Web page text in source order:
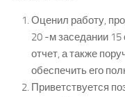
Оценил работу,
20 -м заседании 15
отчет, а также
обеспечить его
Приветствуется